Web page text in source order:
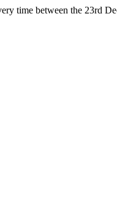
time between the 23rd